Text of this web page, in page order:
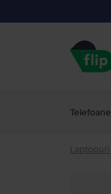
Telefoane
Laptopuri